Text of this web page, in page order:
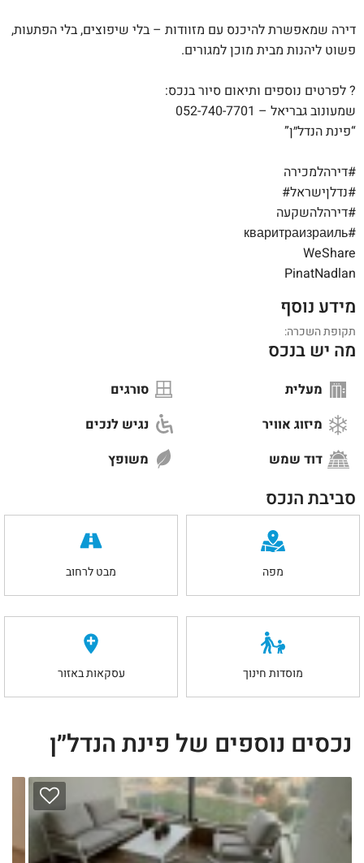
דירה שמאפשרת להיכנס עם מזוודות – בלי שיפוצים, בלי הפתעות,
פשוט ליהנות מבית מוכן למגורים.
? לפרטים נוספים ותיאום סיור בנכס:
שמעונוב גבריאל – 052-740-7701
“פינת הנדל״ן”
#דירהלמכירה
#נדלןישראל#
#דירהלהשקעה
#кваритраизраиль
WeShare
PinatNadlan
מידע נוסף
תקופת השכרה:
מה יש בנכס
מעלית
סורגים
מיזוג אוויר
נגיש לנכים
דוד שמש
משופץ
סביבת הנכס
מפה מבט לרחוב
מוסדות חינוך עסקאות באזור
נכסים נוספים של פינת הנדל״ן